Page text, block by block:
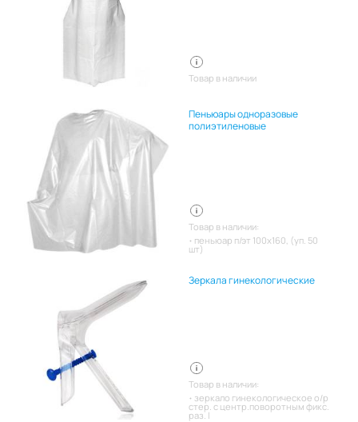
Товар в наличии
Пеньюары одноразовые
полиэтиленовые
Товар в наличии:
пеньюар п/эт 100х160, (уп. 50
шт)
Зеркала гинекологические
Товар в наличии:
зеркало гинекологическое о/р
стер. с центр.поворотным фикс.
раз. l